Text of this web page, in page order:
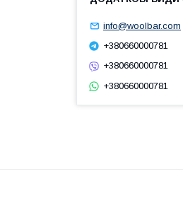
info@woolbar.com
+380660000781
+380660000781
+380660000781